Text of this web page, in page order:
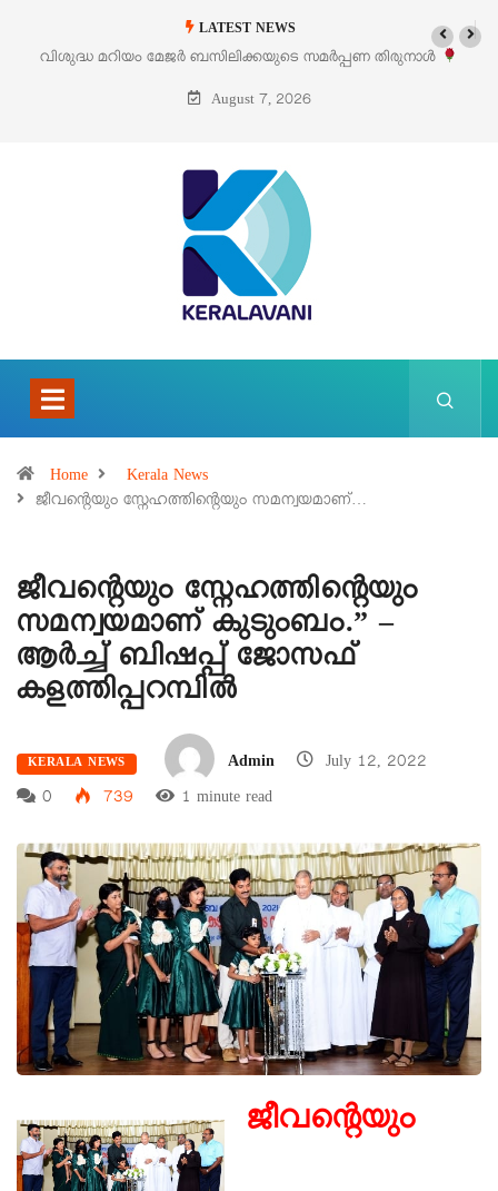
LATEST NEWS
സമർപ്പണ തിരുനാൾ
‘പെറ്റൽസ്’ ലൈഫ് സ്റ്റൈൽ എക്സിബിഷനും
August 7, 2026
Home
Kerala News
ജീവന്റെയും സ്നേഹത്തിന്റെയും സമന്വയമാണ്…
ജീവന്റെയും സ്നേഹത്തിന്റെയും
സമന്വയമാണ് കുടുംബം.” –
ആർച്ച് ബിഷപ്പ് ജോസഫ്
കളത്തിപ്പറമ്പിൽ
KERALA NEWS Admin
July 12, 2022
0
739 1 minute read
ജീവന്റെയും